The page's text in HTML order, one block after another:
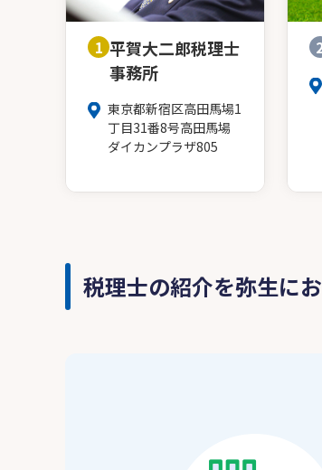
1 平賀大二郎税理士
事務所
東京都新宿区高田馬場1
丁目31番8号高田馬場
ダイカンプラザ805
税理士の紹介を弥生に